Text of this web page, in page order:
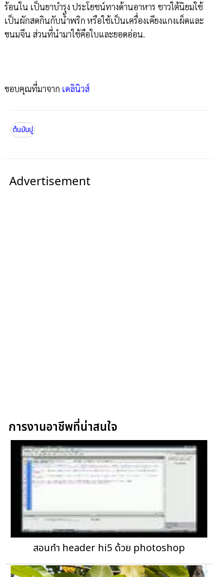
ร้อนใน เป็นยาบำรุง ประโยชน์ทางด้านอาหาร ชาวใต้นิยมใช้
เป็นผักสดกินกับน้ำพริก หรือใช้เป็นเครื่องเคียงแกงเผ็ดและ
ขนมจีน ส่วนที่นำมาใช้คือใบและยอดอ่อน.
ขอบคุณที่มาจาก เดลินิวส์
ต้นมันปู
Advertisement
การงานอาชีพที่น่าสนใจ
สอนทำ header hi5 ด้วย photoshop